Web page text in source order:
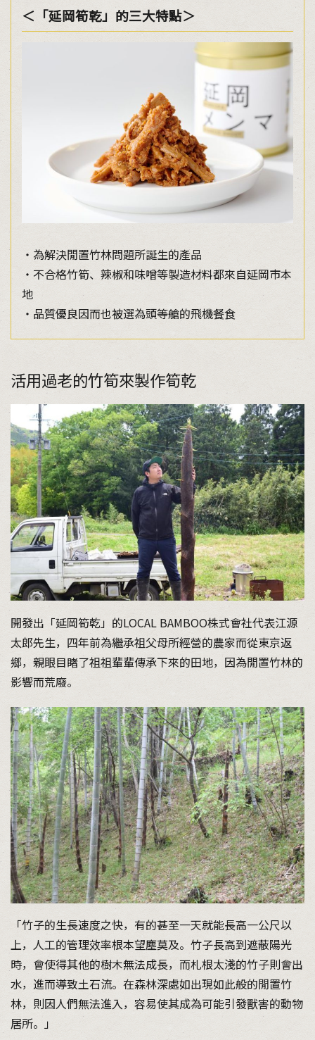
＜「延岡筍乾」的三大特點＞
・為解決閒置竹林問題所誕生的產品
・不合格竹筍、辣椒和味噌等製造材料都來自延岡市本
地
・品質優良因而也被選為頭等艙的飛機餐食
活用過老的竹筍來製作筍乾
開發出「延岡筍乾」的LOCAL BAMBOO株式會社代表江源
太郎先生，四年前為繼承祖父母所經營的農家而從東京返
鄉，親眼目睹了祖祖輩輩傳承下來的田地，因為閒置竹林的
影響而荒廢。
「竹子的生長速度之快，有的甚至一天就能長高一公尺以
上，人工的管理效率根本望塵莫及。竹子長高到遮蔽陽光
時，會使得其他的樹木無法成長，而札根太淺的竹子則會出
水，進而導致土石流。在森林深處如出現如此般的閒置竹
林，則因人們無法進入，容易使其成為可能引發獸害的動物
居所。」